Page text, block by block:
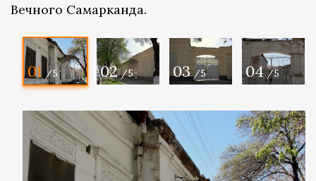
Вечного Самарканда.
01 /5 02 /5 03 /5 04 /5